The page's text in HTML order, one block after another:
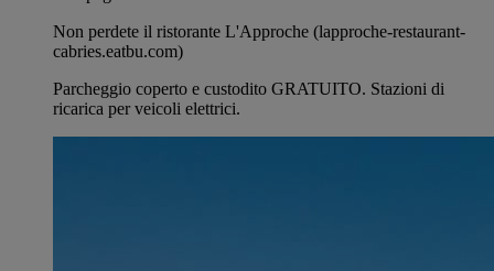
Non perdete il ristorante L'Approche (lapproche-restaurant-
cabries.eatbu.com)
Parcheggio coperto e custodito GRATUITO. Stazioni di
ricarica per veicoli elettrici.